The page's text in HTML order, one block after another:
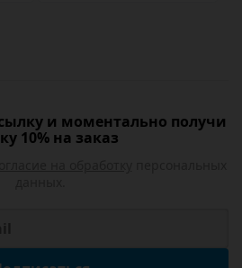
и моментально получи
10% на заказ